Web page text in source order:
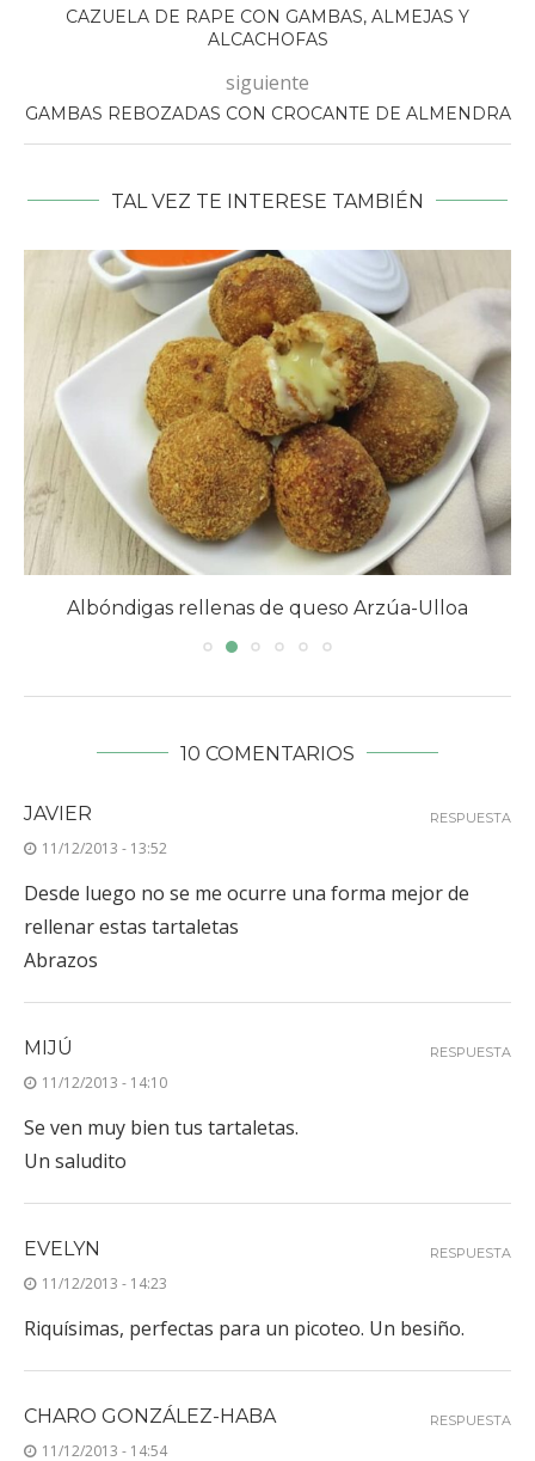
CAZUELA DE RAPE CON GAMBAS, ALMEJAS Y
ALCACHOFAS
siguiente
GAMBAS REBOZADAS CON CROCANTE DE ALMENDRA
TAL VEZ TE INTERESE TAMBIÉN
Albóndigas rellenas de queso Arzúa-Ulloa
10 COMENTARIOS
JAVIER
11/12/2013 - 13:52
Desde luego no se me ocurre una forma mejor de
rellenar estas tartaletas
Abrazos
RESPUESTA
MIJÚ
11/12/2013 - 14:10
Se ven muy bien tus tartaletas.
Un saludito
RESPUESTA
EVELYN
11/12/2013 - 14:23
Riquísimas, perfectas para un picoteo. Un besiño.
RESPUESTA
CHARO GONZÁLEZ-HABA
11/12/2013 - 14:54
RESPUESTA